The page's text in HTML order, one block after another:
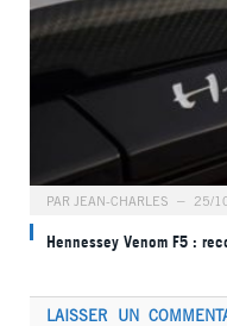
PAR JEAN-CHARLES 25/
Hennessey Venom F5 :
LAISSER UN